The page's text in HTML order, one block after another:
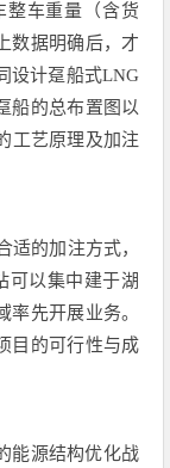
整车重量（含货
数据明确后，才
设计趸船式LNG
船的总布置图以
工艺原理及加注
适的加注方式，
可以集中建于湖
率先开展业务。
目的可行性与成
能源结构优化战